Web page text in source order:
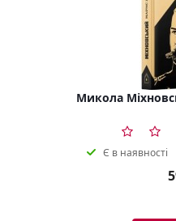
Микола
Є в наявності